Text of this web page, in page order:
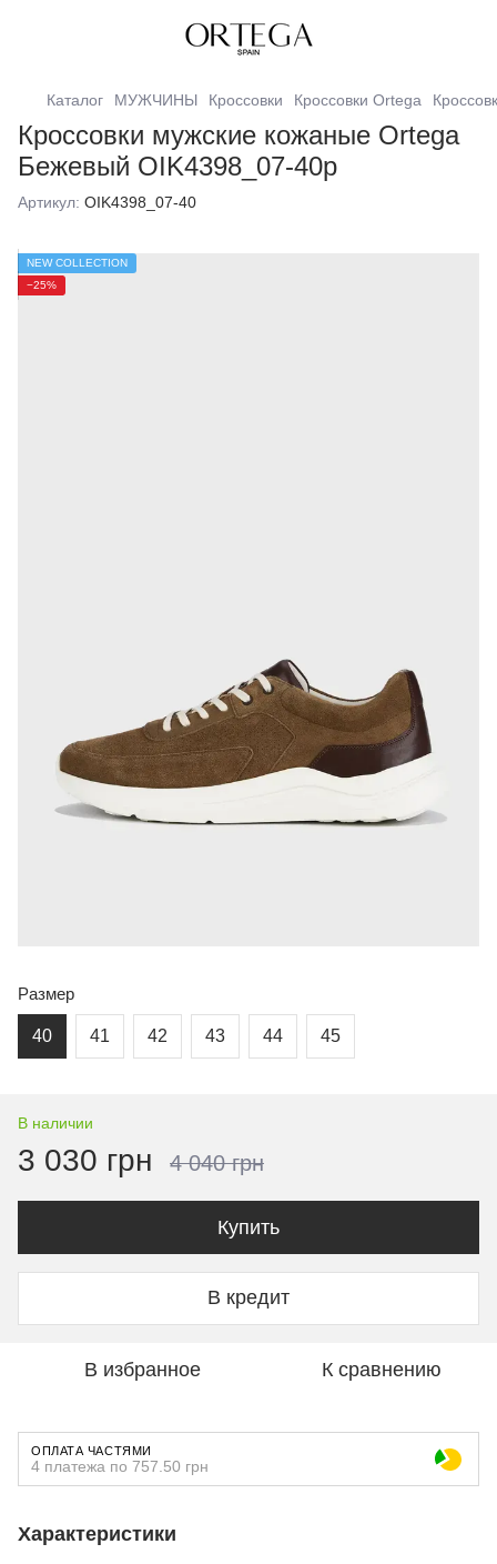
Каталог МУЖЧИНЫ Кроссовки Кроссовки Ortega
Кроссовки мужские кожаные Ortega
Бежевый OIK4398_07-40р
Артикул: OIK4398_07-40
NEW COLLECTION
−25%
Размер
40 41 42 43 44 45
В наличии
3 030 грн 4 040 грн
Купить
В кредит
В избранное К сравнению
ОПЛАТА ЧАСТЯМИ
4 платежа по 757.50 грн
Характеристики